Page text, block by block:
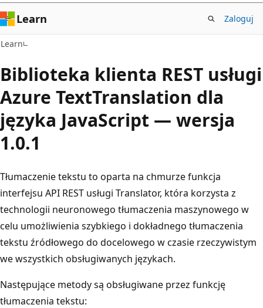
Learn Zaloguj
Learn
Biblioteka klienta REST usługi
Azure TextTranslation dla
języka JavaScript — wersja
1.0.1
Tłumaczenie tekstu to oparta na chmurze funkcja
interfejsu API REST usługi Translator, która korzysta z
technologii neuronowego tłumaczenia maszynowego w
celu umożliwienia szybkiego i dokładnego tłumaczenia
tekstu źródłowego do docelowego w czasie rzeczywistym
we wszystkich obsługiwanych językach.
Następujące metody są obsługiwane przez funkcję
tłumaczenia tekstu: